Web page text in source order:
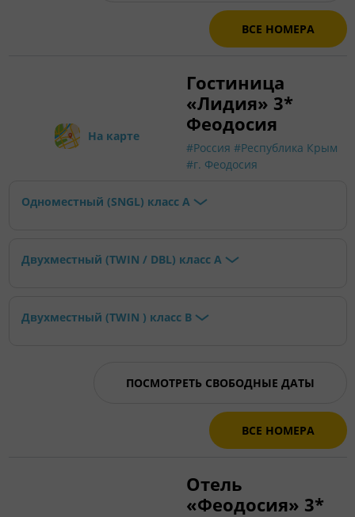
ВСЕ НОМЕРА
На карте
Гостиница
«Лидия» 3*
Феодосия
#Россия #Республика Крым
#г. Феодосия
Одноместный (SNGL) класс А
Двухместный (TWIN / DBL) класс А
Двухместный (TWIN ) класс В
ПОСМОТРЕТЬ СВОБОДНЫЕ ДАТЫ
ВСЕ НОМЕРА
Отель
«Феодосия» 3*